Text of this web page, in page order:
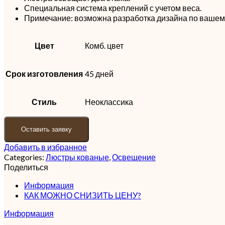
Специальная система креплений с учетом веса.
Примечание: возможна разработка дизайна по
Цвет Комб. цвет
Срок изготовления 45 дней
Стиль Неоклассика
Оставить заявку
Добавить в избранное
Categories: Люстры кованые,Освещение
Поделиться
Информация
КАК МОЖНО СНИЗИТЬ ЦЕНУ?
Информация